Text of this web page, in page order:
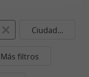
Ciudad...
Más filtros